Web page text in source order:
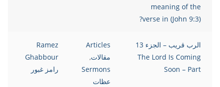
meaning of the
verse in (John 9:3)?
الرب قريب – الجزء 13
The Lord Is Coming
Soon – Part
Articles
مقالات,
Sermons
عظات
Ramez
Ghabbour
رامز غبور